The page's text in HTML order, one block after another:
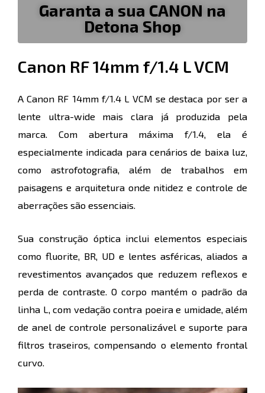
Garanta a sua CANON na
Detona Shop
Canon RF 14mm f/1.4 L VCM
A Canon RF 14mm f/1.4 L VCM se destaca por ser a
lente ultra-wide mais clara já produzida pela
marca. Com abertura máxima f/1.4, ela é
especialmente indicada para cenários de baixa luz,
como astrofotografia, além de trabalhos em
paisagens e arquitetura onde nitidez e controle de
aberrações são essenciais.
Sua construção óptica inclui elementos especiais
como fluorite, BR, UD e lentes asféricas, aliados a
revestimentos avançados que reduzem reflexos e
perda de contraste. O corpo mantém o padrão da
linha L, com vedação contra poeira e umidade, além
de anel de controle personalizável e suporte para
filtros traseiros, compensando o elemento frontal
curvo.